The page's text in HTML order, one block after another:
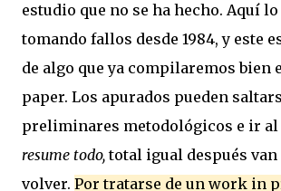
estudio que no se ha hecho. Aquí
tomando fallos desde 1984, y este
de algo que ya compilaremos bien
paper. Los apurados pueden
preliminares metodológicos e ir al
resume todo,total igual después van
volver. Por tratarse de un work in